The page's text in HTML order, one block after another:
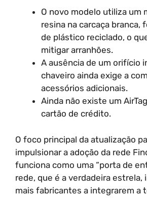
O novo modelo utiliza um
resina na carcaça branca,
de plástico reciclado, o
mitigar arranhões.
A ausência de um orifício
chaveiro ainda exige a
acessórios adicionais.
Ainda não existe um
cartão de crédito.
O foco principal da atualização
impulsionar a adoção da rede
funciona como uma “porta de
rede, que é a verdadeira estrela,
mais fabricantes a integrarem a